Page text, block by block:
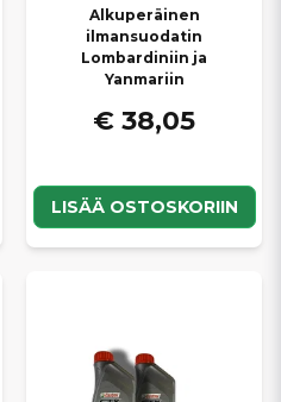
Alkuperäinen
ilmansuodatin
Lombardiniin ja
Yanmariin
€ 38,05
LISÄÄ OSTOSKORIIN